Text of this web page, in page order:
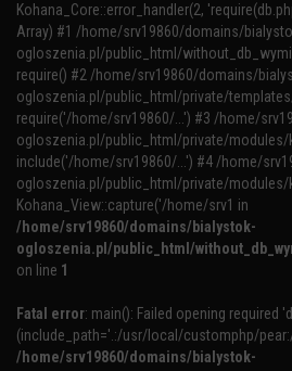
Kohana_Core::error_handler(2,
Array) #1 /home/srv19860/domains/
ogloszenia.pl/public_html/
require() #2 /home/srv19860/domains/
ogloszenia.pl/public_html/private/
require('/home/srv19860/...') #3 /home/
ogloszenia.pl/public_html/private/
include('/home/srv19860/...') #4 /home/
ogloszenia.pl/public_html/private/
Kohana_View::capture('/home/srv1 in
/home/srv19860/domains/bialystok-
ogloszenia.pl/public_html/
on line 1
Fatal error: main(): Failed opening required
(include_path='.:/usr/local/customphp/
/home/srv19860/domains/bialystok-